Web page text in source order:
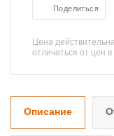
Поделиться
Цена
отличаться от цен
Описание